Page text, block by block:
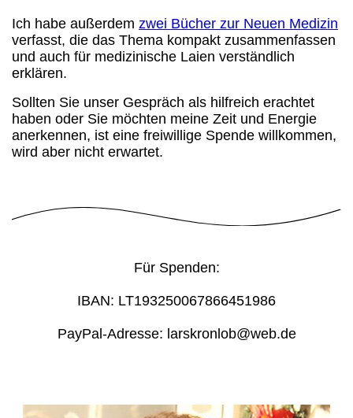
Ich habe außerdem zwei Bücher zur Neuen Medizin
verfasst, die das Thema kompakt zusammenfassen
und auch für medizinische Laien verständlich
erklären.
Sollten Sie unser Gespräch als hilfreich erachtet
haben oder Sie möchten meine Zeit und Energie
anerkennen, ist eine freiwillige Spende willkommen,
wird aber nicht erwartet.
Für Spenden:
IBAN: LT193250067866451986
PayPal-Adresse: larskronlob@web.de